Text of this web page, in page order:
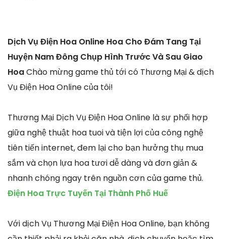
Dịch Vụ Điện Hoa Online Hoa Cho Đám Tang Tại
Huyện Nam Đông Chụp Hình Trước Và Sau Giao
HoaChào mừng game thủ tới có Thương Mại & dịch
Vụ Điện Hoa Online của tôi!
Thương Mại Dịch Vụ Điện Hoa Online là sự phối hợp
giữa nghệ thuật hoa tuoi và tiện lợi của công nghệ
tiên tiến internet, đem lại cho bạn hưởng thụ mua
sắm và chọn lựa hoa tươi dễ dàng và đơn giản &
nhanh chóng ngay trên nguồn cơn của game thủ.
Điện Hoa Trực Tuyến Tại Thành Phố Huế
Với dịch Vụ Thương Mại Điện Hoa Online, bạn không